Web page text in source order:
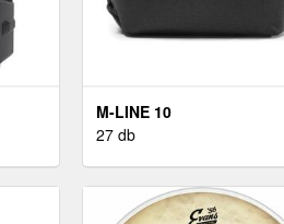
M-LINE 10
27 db